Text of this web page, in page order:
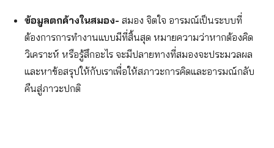
ข้อมูลตกค้างในสมอง- สมอง จิตใจ อารมณ์เป็นระบบที่
ต้องการการทำงานแบบมีที่สิ้นสุด หมายความว่าหากต้องคิด
วิเคราะห์ หรือรู้สึกอะไร จะมีปลายทางที่สมองจะประมวลผล
และหาข้อสรุปให้กับเราเพื่อให้สภาวะการคิดและอารมณ์กลับ
คืนสู่ภาวะปกติ